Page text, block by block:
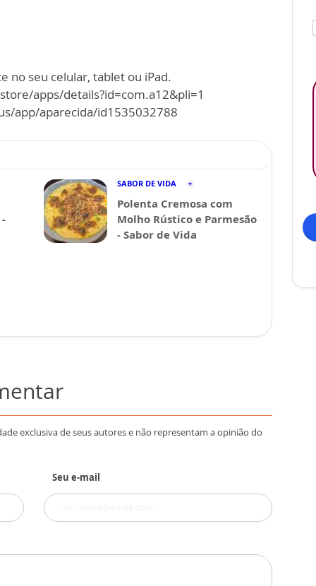
no seu celular, tablet ou iPad.
apps/details?id=com.a12&pli=1
app/aparecida/id1535032788
SABOR DE VIDA
Polenta Cremosa com
Molho Rústico e Parmesão
- Sabor de Vida
exclusiva de seus autores e não representam a opinião do
Seu e-mail